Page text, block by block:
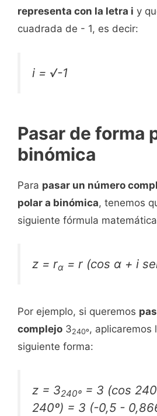
representa con la letra i y
cuadrada de - 1, es decir:
i = √-1
Pasar de forma
binómica
Para pasar un número
polar a binómica, tenemos
siguiente fórmula
z = rα = r (cos α + i
Por ejemplo, si queremos
complejo 3240º , aplicaremos
siguiente forma:
z = 3240º = 3 (cos
240º) = 3 (-0,5 -